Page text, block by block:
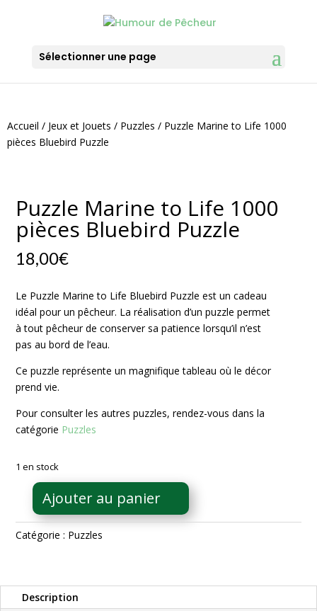
Sélectionner une page
Accueil / Jeux et Jouets / Puzzles / Puzzle Marine to Life 1000
pièces Bluebird Puzzle
Puzzle Marine to Life 1000
pièces Bluebird Puzzle
18,00€
Le Puzzle Marine to Life Bluebird Puzzle est un cadeau
idéal pour un pêcheur. La réalisation d’un puzzle permet
à tout pêcheur de conserver sa patience lorsqu’il n’est
pas au bord de l’eau.
Ce puzzle représente un magnifique tableau où le décor
prend vie.
Pour consulter les autres puzzles, rendez-vous dans la
catégorie Puzzles
1 en stock
quantité
de
Puzzle
Life
1000
Ajouter au panier
Catégorie : Puzzles
Description